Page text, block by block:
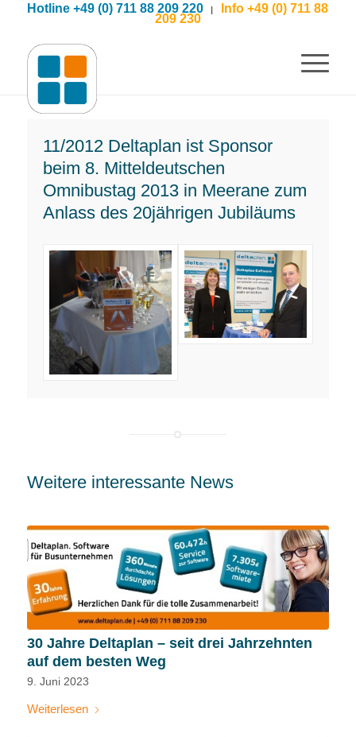
Hotline +49 (0) 711 88 209 220 | Info +49 (0) 711 88
209 230
11/2012 Deltaplan ist Sponsor
beim 8. Mitteldeutschen
Omnibustag 2013 in Meerane zum
Anlass des 20jährigen Jubiläums
Weitere interessante News
30 Jahre Deltaplan – seit drei Jahrzehnten
auf dem besten Weg
9. Juni 2023
Weiterlesen